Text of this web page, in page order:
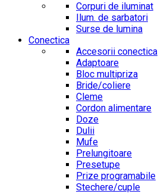
Corpuri de iluminat
Ilum. de sarbatori
Surse de lumina
Conectica
Accesorii conectica
Adaptoare
Bloc multipriza
Bride/coliere
Cleme
Cordon alimentare
Doze
Dulii
Mufe
Prelungitoare
Presetupe
Prize programabile
Stechere/cuple